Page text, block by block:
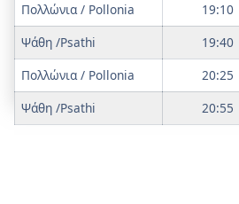
Πολλώνια / Pollonia
19:10
Ψάθη /Psathi
19:40
Πολλώνια / Pollonia
20:25
Ψάθη /Psathi
20:55